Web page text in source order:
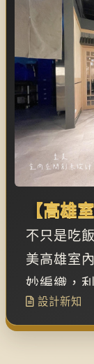
【高雄
級美學
與青瓦
不只是吃
美高雄室
妙編織，
光老虎
雕琢出最
設計新知